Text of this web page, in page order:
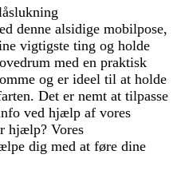
denne alsidige mobilpose,
vigtigste ting og holde
med en praktisk
og er ideel til at holde
Det er nemt at tilpasse
ved hjælp af vores
hjælp? Vores
dig med at føre dine